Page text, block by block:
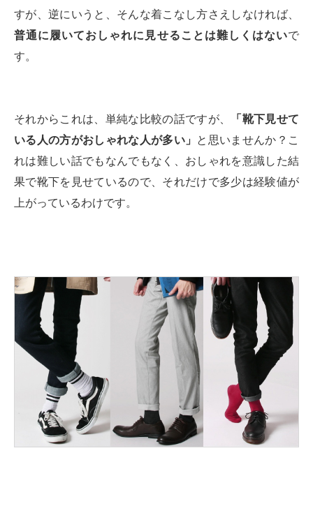
すが、逆にいうと、そんな着こなし方さえしなければ、
普通に履いておしゃれに見せることは難しくはないで
す。
それからこれは、単純な比較の話ですが、
「靴下見せて
いる人の方がおしゃれな人が多い」 と思いませんか？こ
れは難しい話でもなんでもなく、おしゃれを意識した結
果で靴下を見せているので、それだけで多少は経験値が
上がっているわけです。